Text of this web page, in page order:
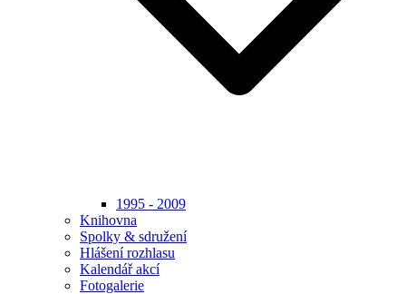
1995 - 2009
Knihovna
Spolky & sdružení
Hlášení rozhlasu
Kalendář akcí
Fotogalerie